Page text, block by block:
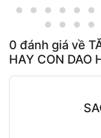
0 đánh giá về
HAY CON DAO